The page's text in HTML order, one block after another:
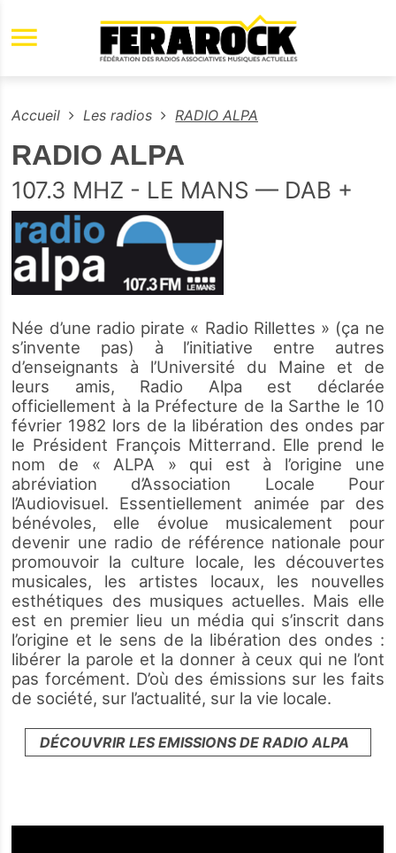
Aller au contenu principal
Accueil Les radios RADIO ALPA
RADIO ALPA
107.3 MHZ - LE MANS — DAB +
Née d’une radio pirate « Radio Rillettes » (ça ne
s’invente pas) à l’initiative entre autres
d’enseignants à l’Université du Maine et de
leurs amis, Radio Alpa est déclarée
officiellement à la Préfecture de la Sarthe le 10
février 1982 lors de la libération des ondes par
le Président François Mitterrand. Elle prend le
nom de « ALPA » qui est à l’origine une
abréviation d’Association Locale Pour
l’Audiovisuel. Essentiellement animée par des
bénévoles, elle évolue musicalement pour
devenir une radio de référence nationale pour
promouvoir la culture locale, les découvertes
musicales, les artistes locaux, les nouvelles
esthétiques des musiques actuelles. Mais elle
est en premier lieu un média qui s’inscrit dans
l’origine et le sens de la libération des ondes :
libérer la parole et la donner à ceux qui ne l’ont
pas forcément. D’où des émissions sur les faits
de société, sur l’actualité, sur la vie locale.
DÉCOUVRIR LES EMISSIONS DE RADIO ALPA